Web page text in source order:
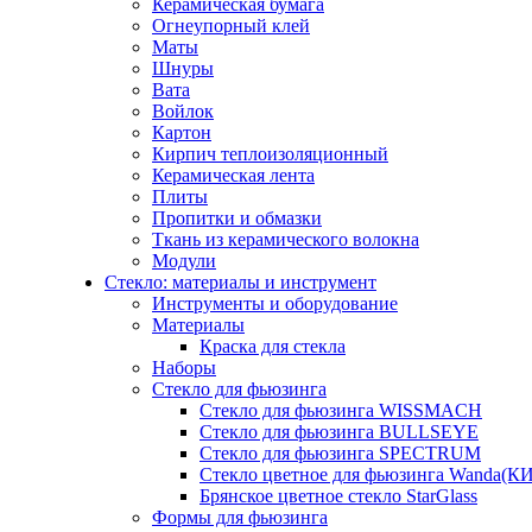
Керамическая бумага
Огнеупорный клей
Маты
Шнуры
Вата
Войлок
Картон
Кирпич теплоизоляционный
Керамическая лента
Плиты
Пропитки и обмазки
Ткань из керамического волокна
Модули
Стекло: материалы и инструмент
Инструменты и оборудование
Материалы
Краска для стекла
Наборы
Стекло для фьюзинга
Стекло для фьюзинга WISSMACH
Стекло для фьюзинга BULLSEYE
Стекло для фьюзинга SPECTRUM
Стекло цветное для фьюзинга
Брянское цветное стекло StarGlass
Формы для фьюзинга